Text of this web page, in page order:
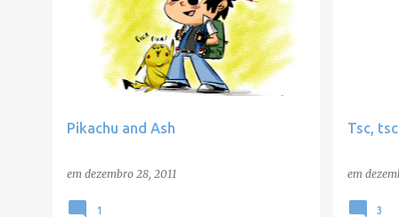
Pikachu and Ash
em dezembro 28, 2011
1
Tsc,
em
3